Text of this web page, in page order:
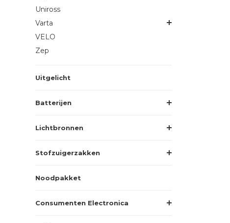
Uniross
Varta
VELO
Zep
Uitgelicht
Batterijen
Lichtbronnen
Stofzuigerzakken
Noodpakket
Consumenten Electronica